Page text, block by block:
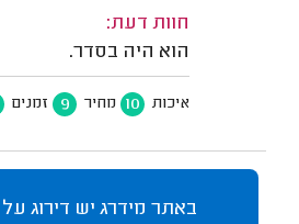
חוות דעת:
הוא היה בסדר.
איכות 10 מחיר 9 זמנים
באתר מידרג יש דירוג